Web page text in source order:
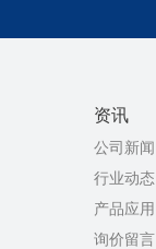
资讯
公司新闻
行业动态
产品应用
询价留言